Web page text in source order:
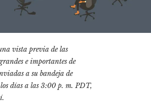
vista previa de las
e importantes de
a su bandeja de
días a las 3:00 p. m. PDT,
.